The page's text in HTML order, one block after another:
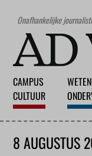
Onafhankelijke
CAMPUS
CULTUUR
8 AUGUSTUS